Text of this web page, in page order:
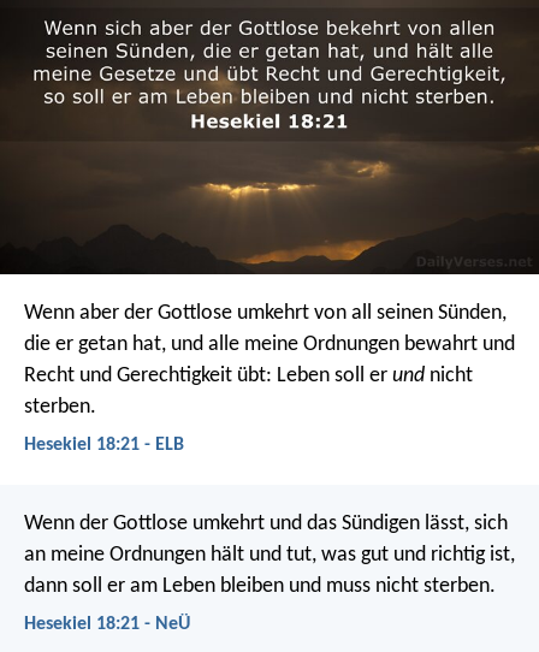
Wenn aber der Gottlose umkehrt von all seinen Sünden,
die er getan hat, und alle meine Ordnungen bewahrt und
Recht und Gerechtigkeit übt: Leben soll er und nicht
sterben.
Hesekiel 18:21 - ELB
Wenn der Gottlose umkehrt und das Sündigen lässt, sich
an meine Ordnungen hält und tut, was gut und richtig ist,
dann soll er am Leben bleiben und muss nicht sterben.
Hesekiel 18:21 - NeÜ